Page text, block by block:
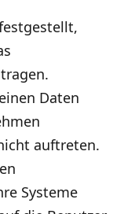
Daten
auftreten.
Systeme